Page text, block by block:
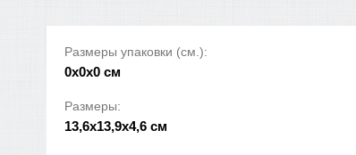
Размеры упаковки (см.):
0x0x0 см
Размеры:
13,6х13,9х4,6 см